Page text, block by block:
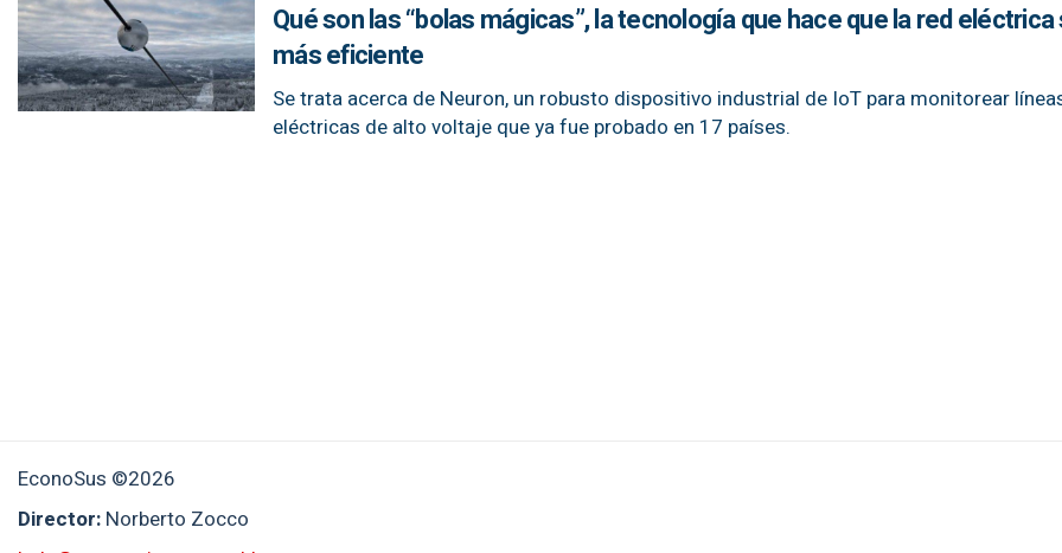
Qué son las “bolas mágicas”, la tecnología que hace que la red eléctrica
más eficiente
Se trata acerca de Neuron, un robusto dispositivo industrial de IoT para monitorear
eléctricas de alto voltaje que ya fue probado en 17 países.
EconoSus ©2026
Director: Norberto Zocco